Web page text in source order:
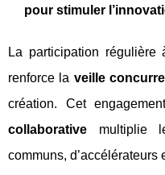
pour stimuler
La participation régulière
renforce la veille
création. Cet
collaborative multiplie
communs, d’accélérateurs